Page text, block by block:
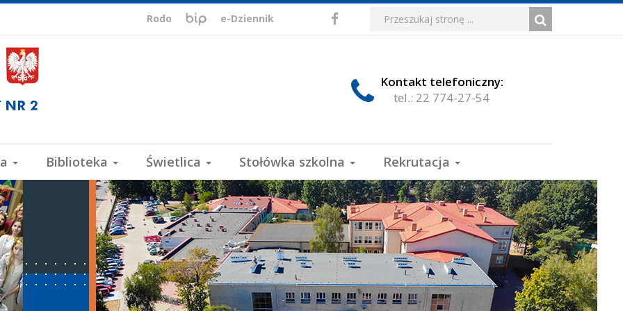
ePUAP,
VULCAN
Rodo
Biuletyn
Informacji
e-Dziennik
Media
społecznościowe
FacebookWyszukiwarka
Formularz
wyszukiwania
Wyszukiwana
fraza:
Szukaj
Kontakt telefoniczny:
tel.: 22 774-27-54
Biblioteka Świetlica Stołówka szkolna Rekrutacja